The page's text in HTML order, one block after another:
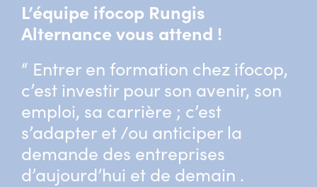
L’équipe ifocop Rungis
Alternance vous attend !
“ Entrer en formation chez ifocop,
c’est investir pour son avenir, son
emploi, sa carrière ; c’est
s’adapter et /ou anticiper la
demande des entreprises
d’aujourd’hui et de demain .